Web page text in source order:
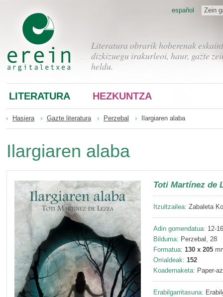
Literatura obrarik hoberenak
dizkizuegu irakurleoi, haur, gazte
heldu.
Zein
español
LITERATURA HEZKUNTZA
Hasiera Gazte literatura Perzebal Ilargiaren alaba
Ilargiaren alaba
Toti Martínez de
Itzultzailea: Zabaleta
Adin gomendatua: 12-
Bilduma: Perzebal, 28
Formatua: 130 x 205
Orrialdeak: 152
Koadernaketa: Paper-
Erabilgarritasuna: